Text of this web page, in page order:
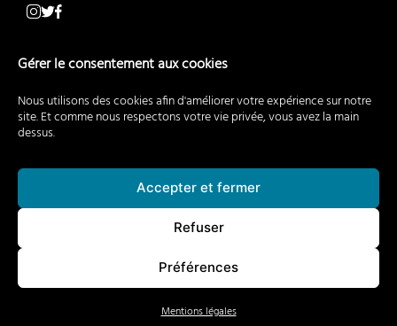
Gérer le consentement aux cookies
Nous utilisons des cookies afin d'améliorer votre expérience sur notre
site. Et comme nous respectons votre vie privée, vous avez la main
dessus.
Accepter et fermer
Refuser
Préférences
Mentions légales
NOS AUTRES SITES WEB
AgentMandataireNeuf.fr
AgentMandataireCommerce.fr
EstimationImmobiliere.fr
RecrutementImmobilier.fr